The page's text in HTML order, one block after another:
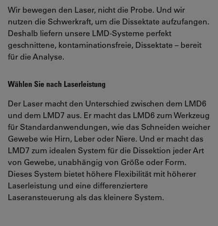
Wir bewegen den Laser, nicht die Probe. Und wir
nutzen die Schwerkraft, um die Dissektate aufzufangen.
Deshalb liefern unsere LMD-Systeme perfekt
geschnittene, kontaminationsfreie, Dissektate – bereit
für die Analyse.
Wählen Sie nach Laserleistung
Der Laser macht den Unterschied zwischen dem LMD6
und dem LMD7 aus. Er macht das LMD6 zum Werkzeug
für Standardanwendungen, wie das Schneiden weicher
Gewebe wie Hirn, Leber oder Niere. Und er macht das
LMD7 zum idealen System für die Dissektion jeder Art
von Gewebe, unabhängig von Größe oder Form.
Dieses System bietet höhere Flexibilität mit höherer
Laserleistung und eine differenziertere
Laseransteuerung als das kleinere System.